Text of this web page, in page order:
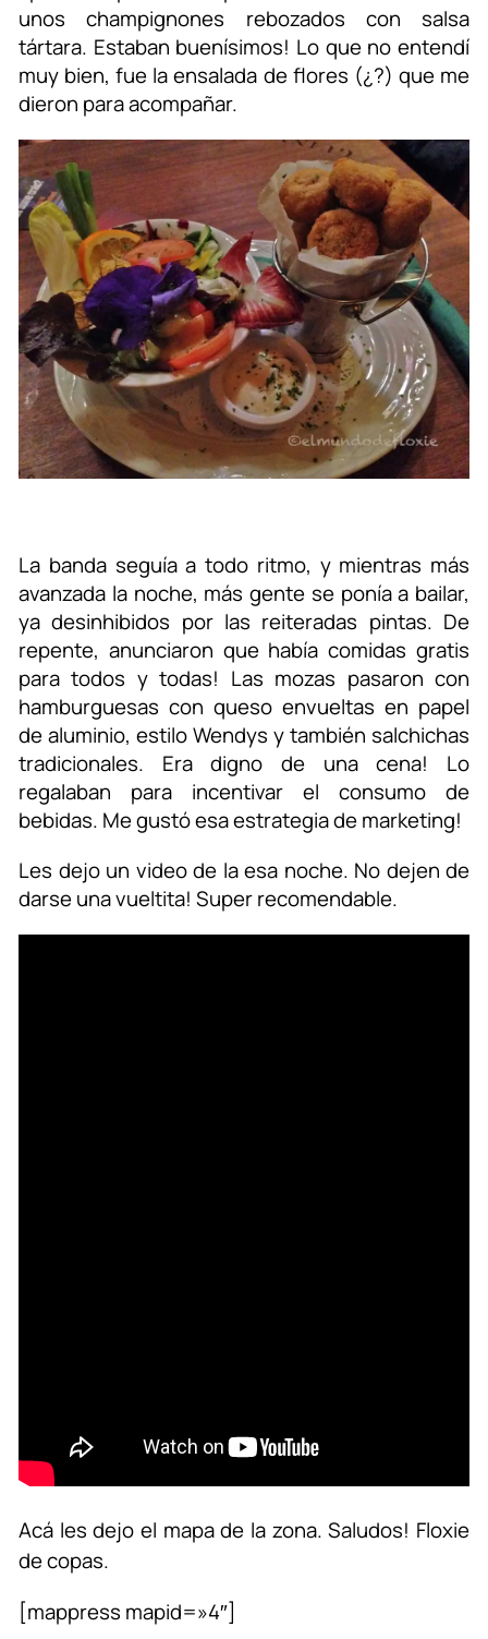
unos champignones rebozados con salsa
tártara. Estaban buenísimos! Lo que no entendí
muy bien, fue la ensalada de flores (¿?) que me
dieron para acompañar.
La banda seguía a todo ritmo, y mientras más
avanzada la noche, más gente se ponía a bailar,
ya desinhibidos por las reiteradas pintas. De
repente, anunciaron que había comidas gratis
para todos y todas! Las mozas pasaron con
hamburguesas con queso envueltas en papel
de aluminio, estilo Wendys y también salchichas
tradicionales. Era digno de una cena! Lo
regalaban para incentivar el consumo de
bebidas. Me gustó esa estrategia de marketing!
Les dejo un video de la esa noche. No dejen de
darse una vueltita! Super recomendable.
Acá les dejo el mapa de la zona. Saludos! Floxie
de copas.
[mappress mapid=»4″]